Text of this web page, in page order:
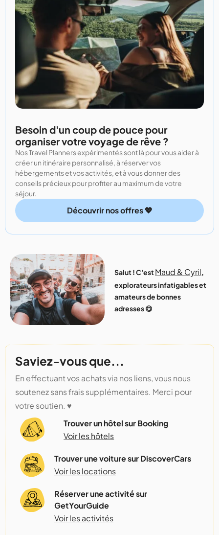
Besoin d'un coup de pouce pour
organiser votre voyage de rêve ?
Nos Travel Planners expérimentés sont là pour vous aider à
créer un itinéraire personnalisé, à réserver vos
hébergements et vos activités, et à vous donner des
conseils précieux pour profiter au maximum de votre
séjour.
Découvrir nos offres 💖
Salut ! C'estMaud & Cyril,
explorateurs infatigables et
amateurs de bonnes
adresses 😋
Saviez-vous que...
En effectuant vos achats via nos liens, vous nous
soutenez sans frais supplémentaires. Merci pour
votre soutien. ♥️
Trouver un hôtel sur Booking
Voir les hôtels
Trouver une voiture sur DiscoverCars
Voir les locations
Réserver une activité sur
GetYourGuide
Voir les activités